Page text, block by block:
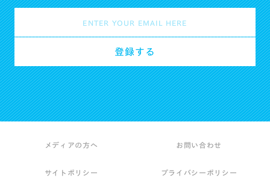
メディアの方へ お問い合わせ
サイトポリシー プライバシーポリシー